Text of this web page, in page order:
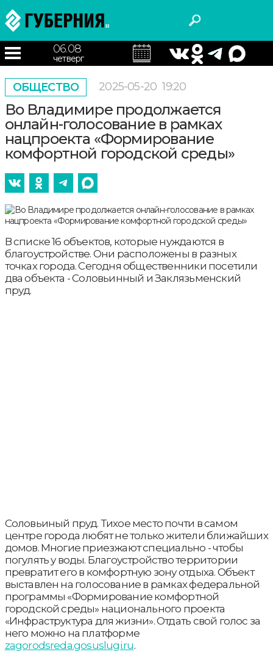
06.08
четверг
ОБЩЕСТВО 2025-05-20 19:20
Во Владимире продолжается
онлайн-голосование в рамках
нацпроекта «Формирование
комфортной городской среды»
В списке 16 объектов, которые нуждаются в
благоустройстве. Они расположены в разных
точках города. Сегодня общественники посетили
два объекта - Соловьинный и Заклязьменский
пруд.
Соловьиный пруд. Тихое место почти в самом
центре города любят не только жители ближайших
домов. Многие приезжают специально - чтобы
погулять у воды. Благоустройство территории
превратит его в комфортную зону отдыха. Объект
выставлен на голосование в рамках федеральной
программы «Формирование комфортной
городской среды» национального проекта
«Инфраструктура для жизни». Отдать свой голос за
него можно на платформе
zagorodsreda.gosuslugi.ru.